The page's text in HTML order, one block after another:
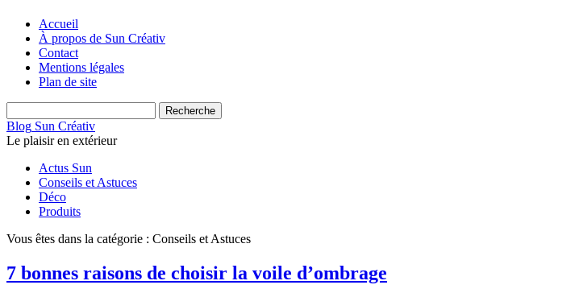
Accueil
À propos de Sun Créativ
Contact
Mentions légales
Plan de site
Blog Sun Créativ
Le plaisir en extérieur
Actus Sun
Conseils et Astuces
Déco
Produits
Vous êtes dans la catégorie : Conseils et Astuces
7 bonnes raisons de choisir la voile d’ombrage